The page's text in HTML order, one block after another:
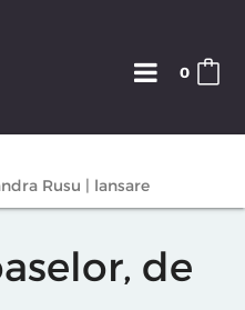
0
Rusu | lansare
de